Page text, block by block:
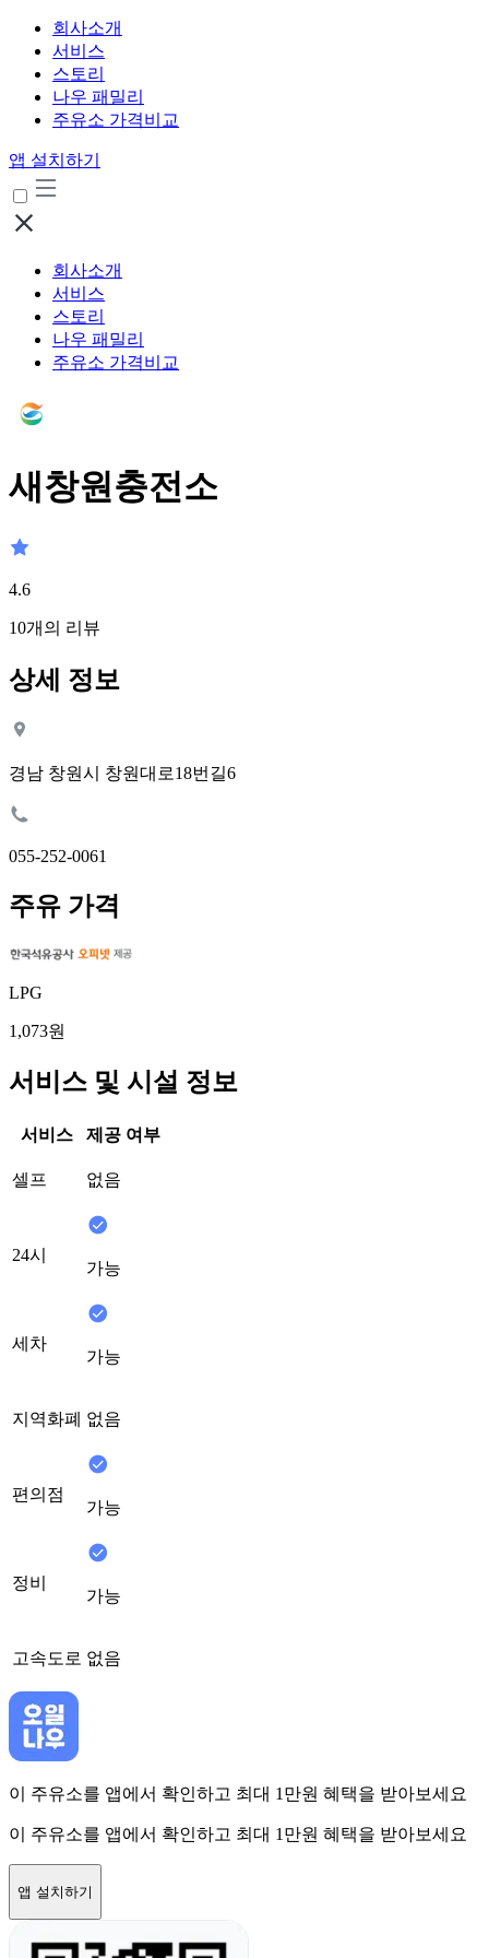
회사소개
서비스
스토리
나우 패밀리
주유소 가격비교
앱 설치하기
회사소개
서비스
스토리
나우 패밀리
주유소 가격비교
새창원충전소
4.6
10개의 리뷰
상세 정보
경남 창원시 창원대로18번길6
055-252-0061
주유 가격
LPG
1,073원
서비스 및 시설 정보
서비스 제공 여부
셀프 없음
24시
가능
세차
가능
지역화폐 없음
편의점
가능
정비
가능
고속도로 없음
이 주유소를 앱에서 확인하고 최대 1만원 혜택을 받아보세요
이 주유소를 앱에서 확인하고 최대 1만원 혜택을 받아보세요
앱 설치하기